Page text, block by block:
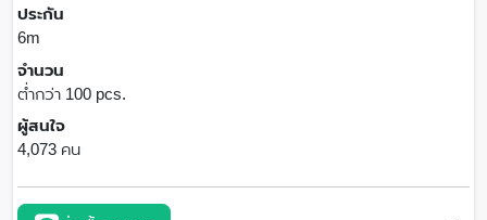
ประกัน
6m
จำนวน
ต่ำกว่า 100 pcs.
ผู้สนใจ
4,073 คน